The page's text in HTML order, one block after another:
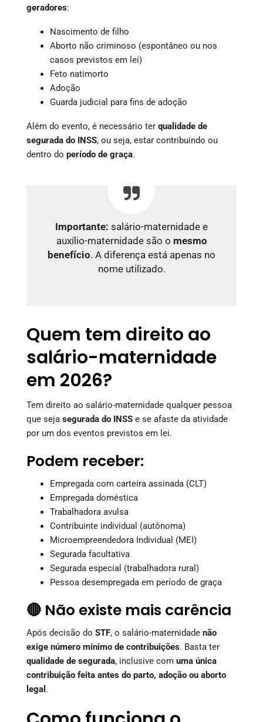
geradores:
Nascimento de filho
Aborto não criminoso (espontâneo ou nos
casos previstos em lei)
Feto natimorto
Adoção
Guarda judicial para fins de adoção
Além do evento, é necessário ter qualidade de
segurada do INSS, ou seja, estar contribuindo ou
dentro do período de graça.
Importante: salário-maternidade e
auxílio-maternidade são o mesmo
benefício. A diferença está apenas no
nome utilizado.
Quem tem direito ao
salário-maternidade
em 2026?
Tem direito ao salário-maternidade qualquer pessoa
que seja segurada do INSS e se afaste da atividade
por um dos eventos previstos em lei.
Podem receber:
Empregada com carteira assinada (CLT)
Empregada doméstica
Trabalhadora avulsa
Contribuinte individual (autônoma)
Microempreendedora Individual (MEI)
Segurada facultativa
Segurada especial (trabalhadora rural)
Pessoa desempregada em período de graça
🔴 Não existe mais carência
Após decisão do STF, o salário-maternidade não
exige número mínimo de contribuições. Basta ter
qualidade de segurada, inclusive com uma única
contribuição feita antes do parto, adoção ou aborto
legal .